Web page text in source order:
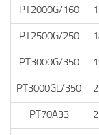
PT2000G/160
PT2500G/250
PT3000G/350
PT3000GL/350
PT70A33